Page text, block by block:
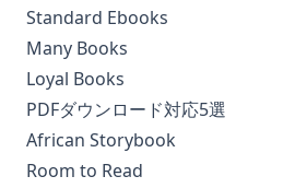
Standard Ebooks
Many Books
Loyal Books
PDFダウンロード対応5選
African Storybook
Room to Read